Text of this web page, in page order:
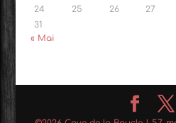
24
25 26 27
31
« Mai